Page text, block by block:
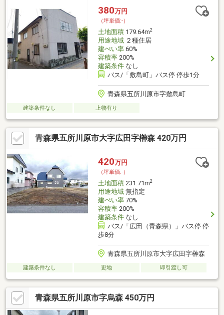
380万円
（坪単価:-）
土地面積179.64m2
用途地域２種住居
建ぺい率60%
容積率200%
建築条件なし
バス/「敷島町」バス停 停歩1分
青森県五所川原市字敷島町
建築条件なし 上物有り
青森県五所川原市大字広田字榊森 420万円
420万円
（坪単価:-）
土地面積231.71m2
用途地域無指定
建ぺい率70%
容積率200%
建築条件なし
バス/「広田（青森県）」バス停 停
歩8分
青森県五所川原市大字広田字榊森
建築条件なし 更地 即引渡し可
青森県五所川原市字烏森 450万円